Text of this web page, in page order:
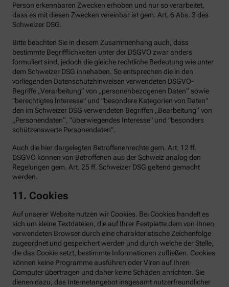
Person erkennbaren Zwecken erhoben und nur so verarbeitet,
dass es mit diesen Zwecken vereinbar ist gem. Art. 6 Abs. 3 des
Schweizer DSG.
Bitte beachten Sie in diesem Zusammenhang auch, dass
bestimmte Begrifflichkeiten unter der DSGVO zwar anders
formuliert sind, jedoch die gleiche rechtliche Bedeutung wie unter
dem Schweizer DSG innehaben. So entsprechen die in den
vorliegenden Datenschutzhinweisen verwendeten DSGVO-
Begriffe „Verarbeitung“ von „personenbezogenen Daten“ sowie
"berechtigtes Interesse" und "besondere Kategorien von Daten"
den im Schweizer DSG verwendeten Begriffen „Bearbeitung“ von
„Personendaten“, "überwiegendes Interesse" und "besonders
schützenswerte Personendaten".
Auch die hier dargelegten Betroffenenrechte gem. Art. 12 ff.
DSGVO können von Betroffenen aus der Schweiz analog den
Regelungen gem. Art. 25 ff. Schweizer DSG geltend gemacht
werden.
11. Cookies
Auf unserer Website nutzen wir Cookies. Bei Cookies handelt es
sich um kleine Textdateien, die auf Ihrer Festplatte dem von Ihnen
verwendeten Browser durch eine charakteristische Zeichenfolge
zugeordnet und gespeichert werden und durch welche der Stelle,
die das Cookie setzt, bestimmte Informationen zufließen. Cookies
können keine Programme ausführen oder Viren auf Ihren
Computer übertragen und daher keine Schäden anrichten. Sie
dienen dazu, das Internetangebot insgesamt nutzerfreundlicher